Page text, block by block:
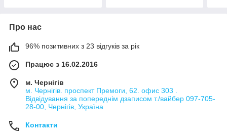
Про нас
96% позитивних з 23 відгуків за рік
Працює з 16.02.2016
м. Чернігів
м. Чернігів. проспект Премоги, 62. офис 303 .
Відвідування за попереднім дзаписом т./вайбер 097-705-
28-00, Чернігів, Україна
Контакти